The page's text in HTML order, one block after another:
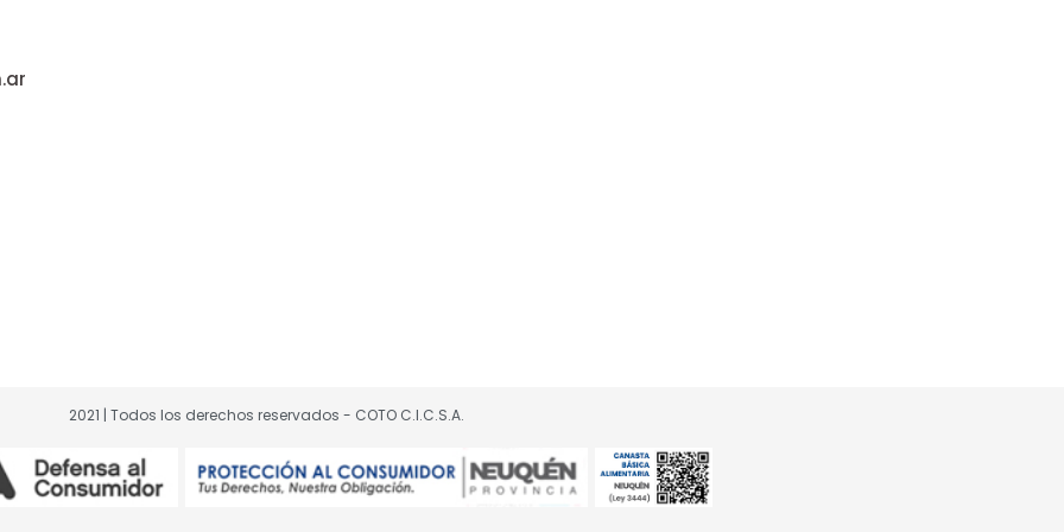
tarjetas de crédito Cabal.
Ver legales.
2021 | Todos los derechos reservados - COTO C.I.C.S.A.